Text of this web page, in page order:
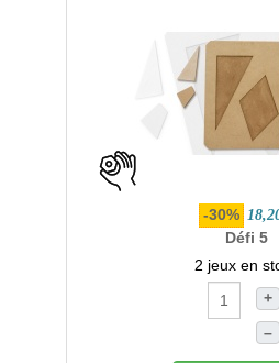
-30%
Défi 5
2 jeux en
+
–